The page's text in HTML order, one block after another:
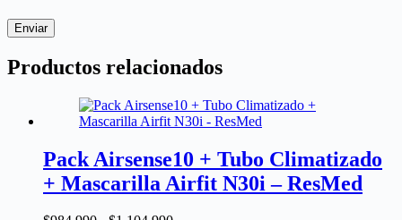
Enviar
Productos relacionados
Pack Airsense10 + Tubo Climatizado
+ Mascarilla Airfit N30i – ResMed